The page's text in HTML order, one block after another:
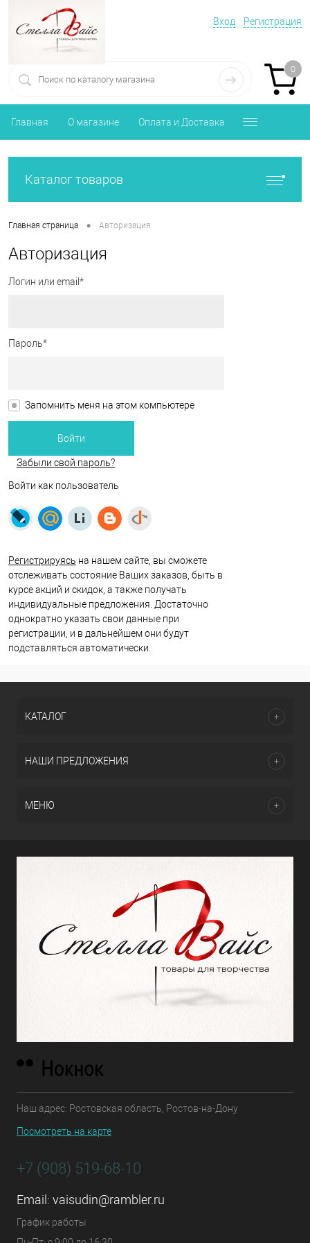
Вход Регистрация
0
Главная О магазине Оплата и Доставка
Каталог товаров
Главная страница • Авторизация
Авторизация
Логин или email*
Пароль*
Запомнить меня на этом компьютере
Забыли свой пароль?
Войти как пользователь
Регистрируясь на нашем сайте, вы сможете
отслеживать состояние Ваших заказов, быть в
курсе акций и скидок, а также получать
индивидуальные предложения. Достаточно
однократно указать свои данные при
регистрации, и в дальнейшем они будут
подставляться автоматически.
КАТАЛОГ
НАШИ ПРЕДЛОЖЕНИЯ
МЕНЮ
Наш адрес: Ростовская область, Ростов-на-Дону
Посмотреть на карте
+7 (908) 519-68-10
Email: vaisudin@rambler.ru
График работы